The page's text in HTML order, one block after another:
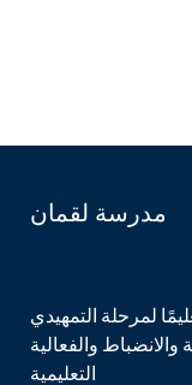
مدرسة لقمان
لمرحلة التمهيدي
والفعالية
التعليمية